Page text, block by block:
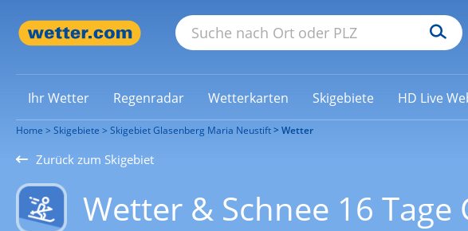
Ihr Wetter Regenradar Wetterkarten Skigebiete HD Live
Home Skigebiete Skigebiet Glasenberg Maria Neustift Wetter
Zurück zum Skigebiet
Wetter & Schnee 16